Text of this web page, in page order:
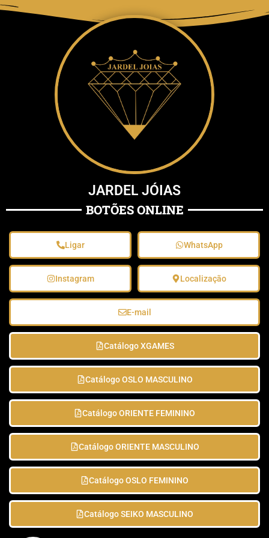
JARDEL JÓIAS
BOTÕES ONLINE
Ligar WhatsApp
Instagram Localização
E-mail
Catálogo XGAMES
Catálogo OSLO MASCULINO
Catálogo ORIENTE FEMININO
Catálogo ORIENTE MASCULINO
Catálogo OSLO FEMININO
Catálogo SEIKO MASCULINO